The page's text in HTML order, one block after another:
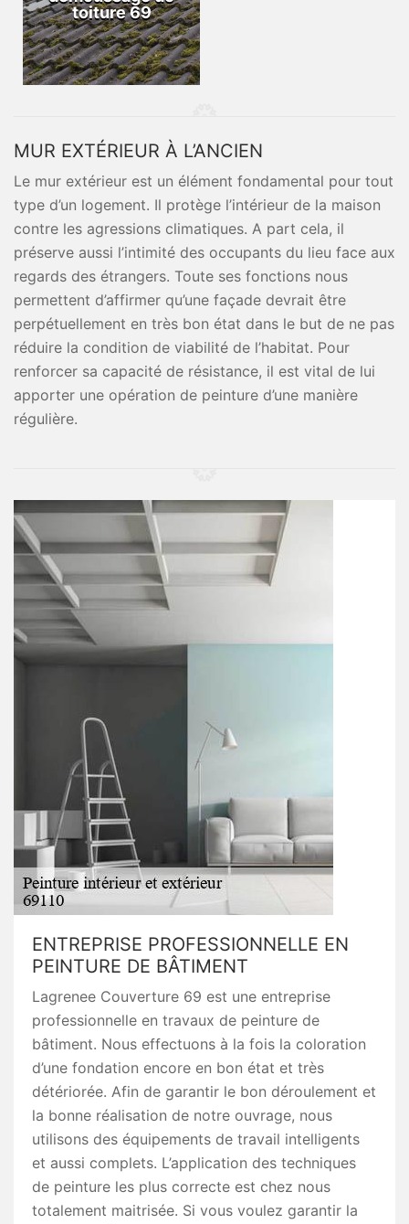
toiture 69
MUR EXTÉRIEUR À L’ANCIEN
Le mur extérieur est un élément fondamental pour tout
type d’un logement. Il protège l’intérieur de la maison
contre les agressions climatiques. A part cela, il
préserve aussi l’intimité des occupants du lieu face aux
regards des étrangers. Toute ses fonctions nous
permettent d’affirmer qu’une façade devrait être
perpétuellement en très bon état dans le but de ne pas
réduire la condition de viabilité de l’habitat. Pour
renforcer sa capacité de résistance, il est vital de lui
apporter une opération de peinture d’une manière
régulière.
ENTREPRISE PROFESSIONNELLE EN
PEINTURE DE BÂTIMENT
Lagrenee Couverture 69 est une entreprise
professionnelle en travaux de peinture de
bâtiment. Nous effectuons à la fois la coloration
d’une fondation encore en bon état et très
détériorée. Afin de garantir le bon déroulement et
la bonne réalisation de notre ouvrage, nous
utilisons des équipements de travail intelligents
et aussi complets. L’application des techniques
de peinture les plus correcte est chez nous
totalement maitrisée. Si vous voulez garantir la